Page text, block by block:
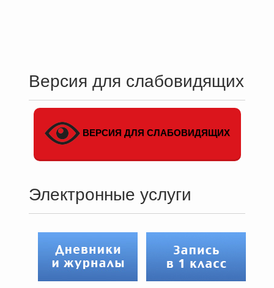
Версия для слабовидящих
ВЕРСИЯ ДЛЯ СЛАБОВИДЯЩИХ
Электронные услуги